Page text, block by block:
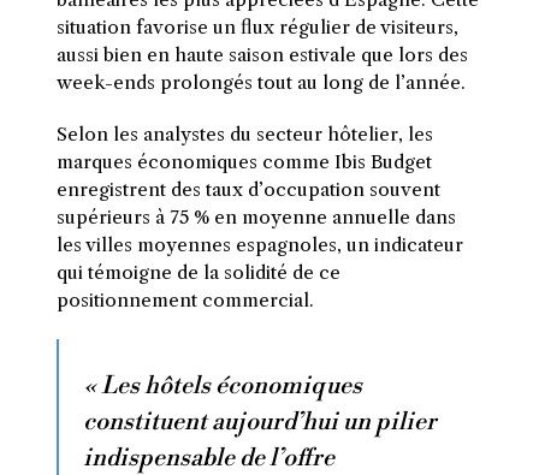
situation favorise un flux régulier de visiteurs,
aussi bien en haute saison estivale que lors des
week-ends prolongés tout au long de l’année.
Selon les analystes du secteur hôtelier, les
marques économiques comme Ibis Budget
enregistrent des taux d’occupation souvent
supérieurs à 75 % en moyenne annuelle dans
les villes moyennes espagnoles, un indicateur
qui témoigne de la solidité de ce
positionnement commercial.
« Les hôtels économiques
constituent aujourd’hui un pilier
indispensable de l’offre